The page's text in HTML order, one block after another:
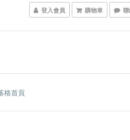
登入會員 購物車
格首頁